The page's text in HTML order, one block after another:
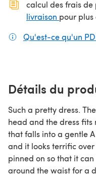
calcul des frais
livraison (s'ouvre
pour plus
Qu'est-ce qu'un
Détails du
Such a pretty dress.
head and the dress
that falls into a gentle
and it looks terrific
pinned on so that it
around the waist for a